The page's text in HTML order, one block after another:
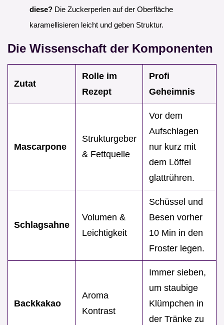
diese? Die Zuckerperlen auf der Oberfläche
karamellisieren leicht und geben Struktur.
Die Wissenschaft der Komponenten
Zutat
Rolle im
Rezept
Profi
Geheimnis
Mascarpone
Strukturgeber
& Fettquelle
Vor dem
Aufschlagen
nur kurz mit
dem Löffel
glattrühren.
Schlagsahne
Volumen &
Leichtigkeit
Schüssel und
Besen vorher
10 Min in den
Froster legen.
Backkakao
Aroma
Kontrast
Immer sieben,
um staubige
Klümpchen in
der Tränke zu